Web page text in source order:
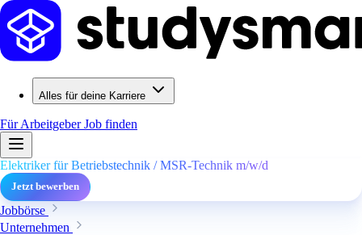
Alles für deine Karriere
Für ArbeitgeberJob finden
Elektriker für Betriebstechnik / MSR-Technik m/w/d
Jetzt bewerben
Jobbörse
Unternehmen